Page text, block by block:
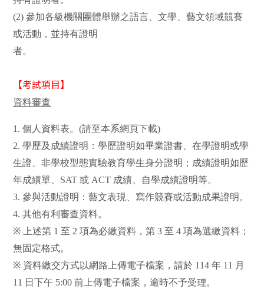
(2)參加各級機關團體舉辦之語言、文學、藝文領域競賽
或活動，並持有證明
者。
【考試項目】
資料審查
1.個人資料表。(請至本系網頁下載)
2.學歷及成績證明：學歷證明如畢業證書、在學證明或學
生證、非學校型態實驗教育學生身分證明；成績證明如歷
年成績單、 SAT或 ACT 成績、自學成績證明等。
3.參與活動證明：藝文表現、寫作競賽或活動成果證明。
4.其他有利審查資料。
※
上述第 1至 2項為必繳資料，第 3至 4項為選繳資料；
無固定格式。
※ 資料繳交方式以網路上傳電子檔案，請於 114年 11 月
11 日下午 5:00前上傳電子檔案，逾時不予受理。